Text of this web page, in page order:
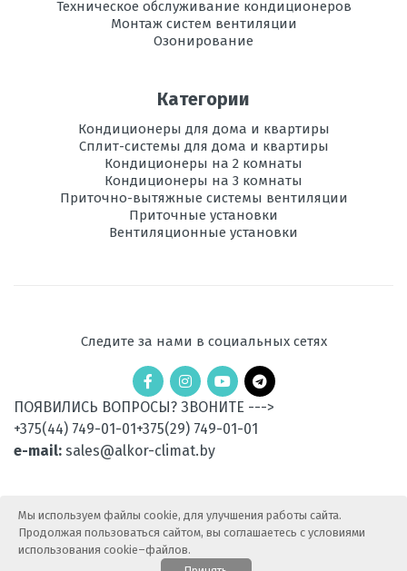
Техническое обслуживание кондиционеров
Монтаж систем вентиляции
Озонирование
Категории
Кондиционеры для дома и квартиры
Сплит-системы для дома и квартиры
Кондиционеры на 2 комнаты
Кондиционеры на 3 комнаты
Приточно-вытяжные системы вентиляции
Приточные установки
Вентиляционные установки
Следите за нами в социальных сетях
ПОЯВИЛИСЬ ВОПРОСЫ? ЗВОНИТЕ --->
+375(44) 749-01-01 +375(29) 749-01-01
e-mail: sales@alkor-climat.by
Мы используем файлы cookie, для улучшения работы сайта.
Продолжая пользоваться сайтом, вы соглашаетесь с условиями
использования cookie–файлов.